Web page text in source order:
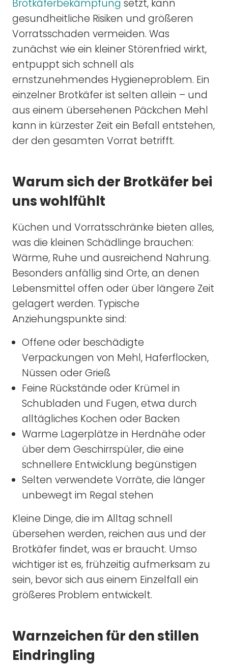
Brotkäferbekämpfung setzt, kann
gesundheitliche Risiken und größeren
Vorratsschaden vermeiden. Was
zunächst wie ein kleiner Störenfried wirkt,
entpuppt sich schnell als
ernstzunehmendes Hygieneproblem. Ein
einzelner Brotkäfer ist selten allein – und
aus einem übersehenen Päckchen Mehl
kann in kürzester Zeit ein Befall entstehen,
der den gesamten Vorrat betrifft.
Warum sich der Brotkäfer bei
uns wohlfühlt
Küchen und Vorratsschränke bieten alles,
was die kleinen Schädlinge brauchen:
Wärme, Ruhe und ausreichend Nahrung.
Besonders anfällig sind Orte, an denen
Lebensmittel offen oder über längere Zeit
gelagert werden. Typische
Anziehungspunkte sind:
Offene oder beschädigte
Verpackungen von Mehl, Haferflocken,
Nüssen oder Grieß
Feine Rückstände oder Krümel in
Schubladen und Fugen, etwa durch
alltägliches Kochen oder Backen
Warme Lagerplätze in Herdnähe oder
über dem Geschirrspüler, die eine
schnellere Entwicklung begünstigen
Selten verwendete Vorräte, die länger
unbewegt im Regal stehen
Kleine Dinge, die im Alltag schnell
übersehen werden, reichen aus und der
Brotkäfer findet, was er braucht. Umso
wichtiger ist es, frühzeitig aufmerksam zu
sein, bevor sich aus einem Einzelfall ein
größeres Problem entwickelt.
Warnzeichen für den stillen
Eindringling